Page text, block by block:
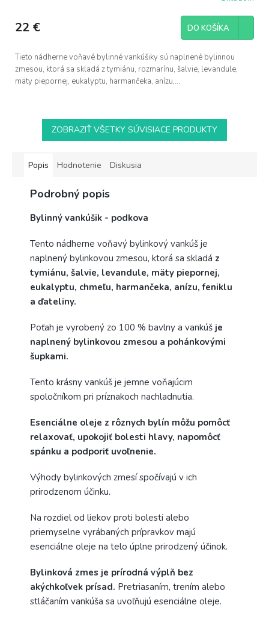
22 € DO KOŠÍKA
Tieto nádherne voňavé bylinné vankúšiky sú naplnené bylinnou
zmesou, ktorá sa skladá z tymiánu, rozmarínu, šalvie, levandule,
mäty piepornej, eukalyptu, harmančeka, anízu,...
ZOBRAZIŤ VŠETKY SÚVISIACE PRODUKTY
Popis Hodnotenie Diskusia
Podrobný popis
Bylinný vankúšik - podkova
Tento nádherne voňavý bylinkový vankúš je
naplnený bylinkovou zmesou, ktorá sa skladá z
tymiánu, šalvie, levandule, mäty piepornej,
eukalyptu, chmeľu, harmančeka, anízu, feniklu
a ďateliny.
Poťah je vyrobený zo 100 % bavlny a vankúš je
naplnený bylinkovou zmesou a pohánkovými
šupkami.
Tento krásny vankúš je jemne voňajúcim
spoločníkom pri príznakoch nachladnutia.
Esenciálne oleje z rôznych bylín môžu pomôcť
relaxovať, upokojiť bolesti hlavy, napomôcť
spánku a podporiť uvoľnenie.
Výhody bylinkových zmesí spočívajú v ich
prirodzenom účinku.
Na rozdiel od liekov proti bolesti alebo
priemyselne vyrábaných prípravkov majú
esenciálne oleje na telo úplne prirodzený účinok.
Bylinková zmes je prírodná výplň bez
akýchkoľvek prísad. Pretriasaním, trením alebo
stláčaním vankúša sa uvoľňujú esenciálne oleje.